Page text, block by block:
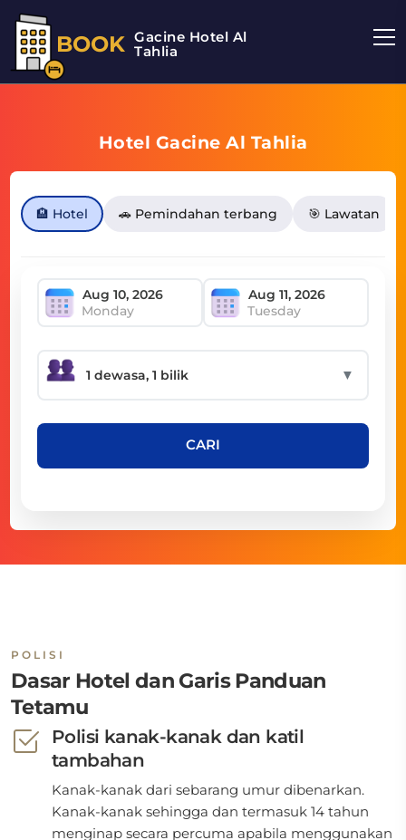
BOOK Gacine Hotel Al
Tahlia
Hotel Gacine Al Tahlia
🏨 Hotel 🚗 Pemindahan terbang 🎯 Lawatan
Monday Tuesday
▼
CARI
POLISI
Dasar Hotel dan Garis Panduan
Tetamu
Polisi kanak-kanak dan katil
tambahan
Kanak-kanak dari sebarang umur dibenarkan.
Kanak-kanak sehingga dan termasuk 14 tahun
menginap secara percuma apabila menggunakan